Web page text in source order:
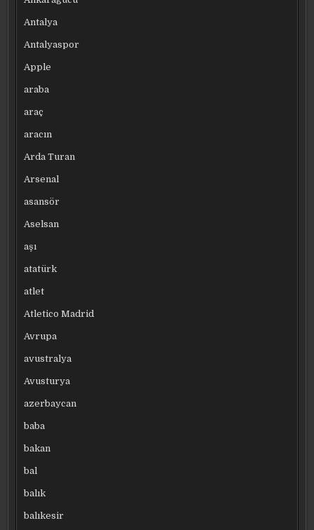
Antalya
Antalyaspor
Apple
araba
araç
aracın
Arda Turan
Arsenal
asansör
Aselsan
aşı
atatürk
atlet
Atletico Madrid
Avrupa
avustralya
Avusturya
azerbaycan
baba
bakan
bal
balık
balıkesir